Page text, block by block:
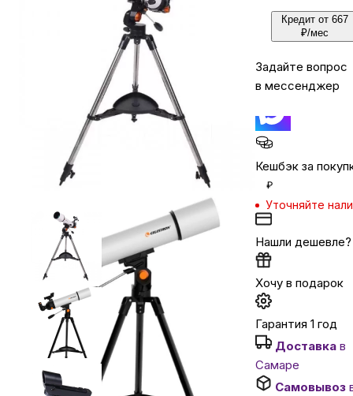
Красота и здоровье
Сумки и чемоданы
Для дома и дачи
Для домашних питомцев
Умный дом и безопасность
Автомобильные аксессуары
Сервисный центр Apple в Самаре
Кредит от 667
₽/мес
Задайте вопрос
в мессенджер
Кешбэк за
₽
Уточняйте
Нашли дешевле?
Хочу в подарок
Гарантия 1 год
Доставка в
Самаре
Самовывоз